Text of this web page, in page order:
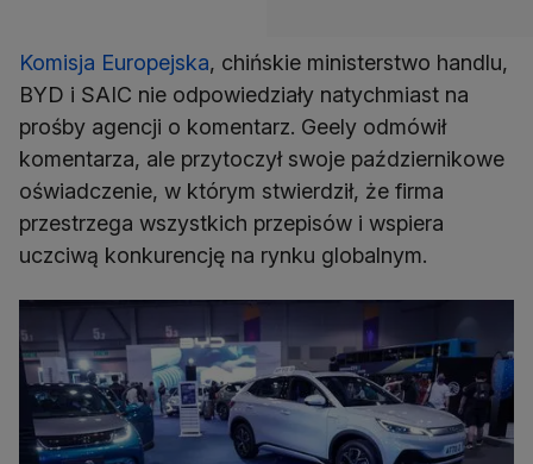
Komisja Europejska, chińskie ministerstwo handlu,
BYD i SAIC nie odpowiedziały natychmiast na
prośby agencji o komentarz. Geely odmówił
komentarza, ale przytoczył swoje październikowe
oświadczenie, w którym stwierdził, że firma
przestrzega wszystkich przepisów i wspiera
uczciwą konkurencję na rynku globalnym.